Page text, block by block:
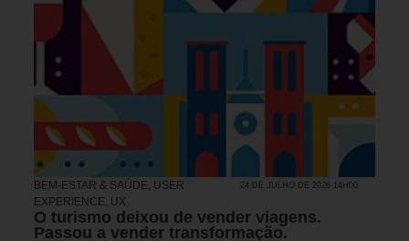
BEM-ESTAR & SAÚDE USER
EXPERIENCE, UX
24 DE JULHO DE 2026 14H00
O turismo deixou de vender viagens.
Passou a vender transformação.